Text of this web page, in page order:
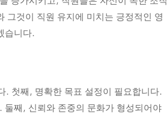
그것이 직원 유지에 미치는 긍정적인 영
습니다.
. 첫째, 명확한 목표 설정이 필요합니다.
째, 신뢰와 존중의 문화가 형성되어야